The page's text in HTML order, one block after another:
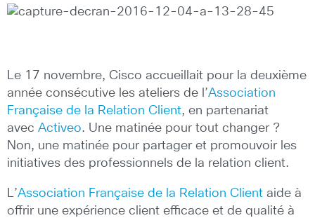
Le 17 novembre, Cisco accueillait pour la deuxième
année consécutive les ateliers de l’Association
Française de la Relation Client, en partenariat
avec Activeo. Une matinée pour tout changer ?
Non, une matinée pour partager et promouvoir les
initiatives des professionnels de la relation client.
L’Association Française de la Relation Client aide à
offrir une expérience client efficace et de qualité à